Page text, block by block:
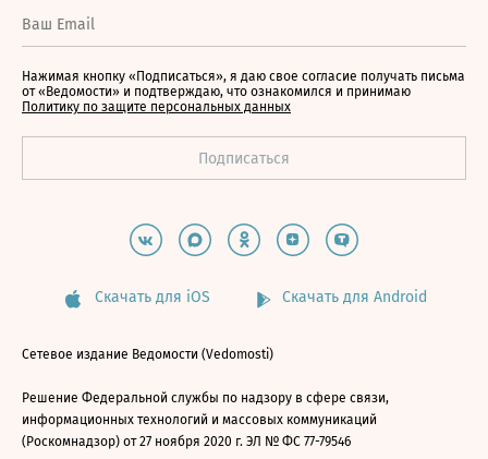
Нажимая кнопку «Подписаться», я даю свое согласие получать письма
от «Ведомости» и подтверждаю, что ознакомился и принимаю
Политику по защите персональных данных
Скачать для iOS Скачать для Android
Сетевое издание Ведомости (Vedomosti)
Решение Федеральной службы по надзору в сфере связи,
информационных технологий и массовых коммуникаций
(Роскомнадзор) от 27 ноября 2020 г. ЭЛ № ФС 77-79546